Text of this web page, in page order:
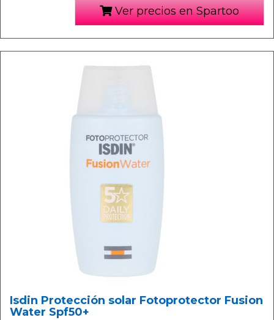
Ver precios en Spartoo
Isdin Protección solar Fotoprotector Fusion
Water Spf50+